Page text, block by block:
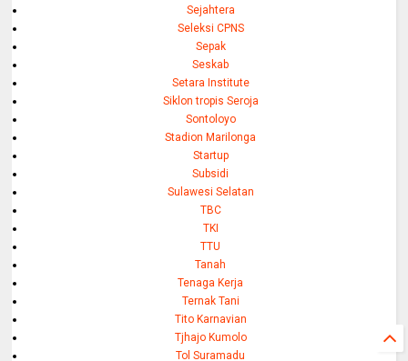
Sejahtera
Seleksi CPNS
Sepak
Seskab
Setara Institute
Siklon tropis Seroja
Sontoloyo
Stadion Marilonga
Startup
Subsidi
Sulawesi Selatan
TBC
TKI
TTU
Tanah
Tenaga Kerja
Ternak Tani
Tito Karnavian
Tjhajo Kumolo
Tol Suramadu